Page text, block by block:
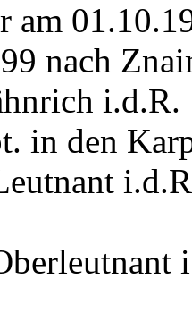
am
nach
i.d.R.
in den